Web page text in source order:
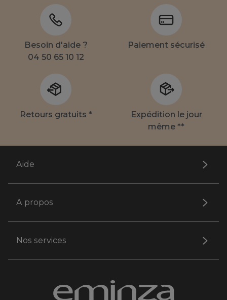
Besoin d'aide ?
04 50 65 10 12
Paiement sécurisé
Retours gratuits *
Expédition le jour
même **
Aide
A propos
Nos services